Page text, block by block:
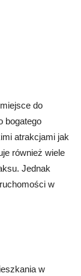
do
bogatego
atrakcjami jak
również wiele
Jednak
w
w